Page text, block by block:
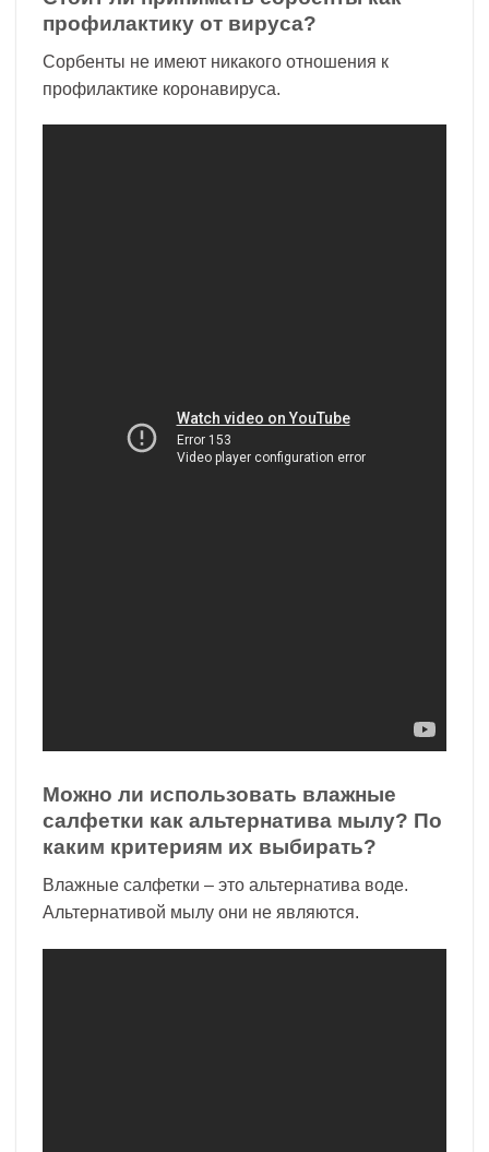
профилактику от вируса?
Сорбенты не имеют никакого отношения к
профилактике коронавируса.
Можно ли использовать влажные
салфетки как альтернатива мылу? По
каким критериям их выбирать?
Влажные салфетки – это альтернатива воде.
Альтернативой мылу они не являются.